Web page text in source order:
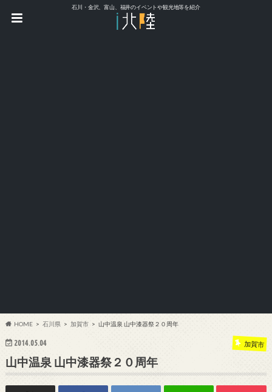
石川・金沢、富山、福井のイベントや観光地等を紹介
HOME 石川県 加賀市 山中温泉 山中漆器祭２０周年
2014.05.04 加賀市
山中温泉 山中漆器祭２０周年